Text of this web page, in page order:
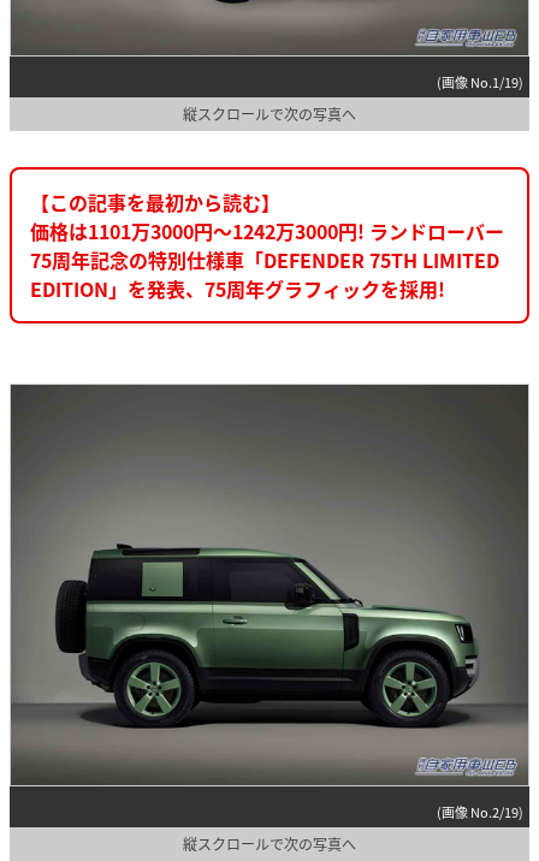
(画像 No.1/19)
縦スクロールで次の写真へ
【この記事を最初から読む】
価格は1101万3000円〜1242万3000円! ランドローバー
75周年記念の特別仕様車「DEFENDER 75TH LIMITED
EDITION」を発表、75周年グラフィックを採用!
(画像 No.2/19)
縦スクロールで次の写真へ